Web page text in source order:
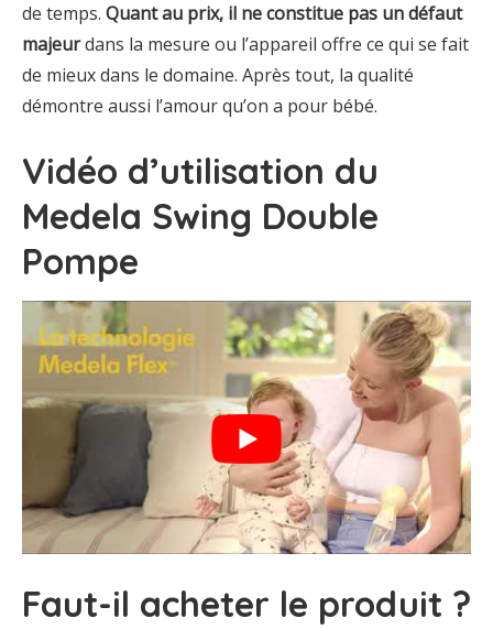
de temps. Quant au prix, il ne constitue pas un défaut
majeurdans la mesure ou l’appareil offre ce qui se fait
de mieux dans le domaine. Après tout, la qualité
démontre aussi l’amour qu’on a pour bébé.
Vidéo d’utilisation du
Medela Swing Double
Pompe
Faut-il acheter le produit ?